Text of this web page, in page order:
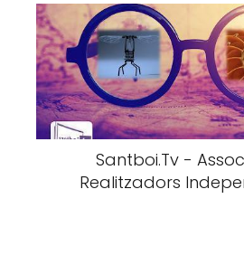
Santboi.Tv -
Realitzadors